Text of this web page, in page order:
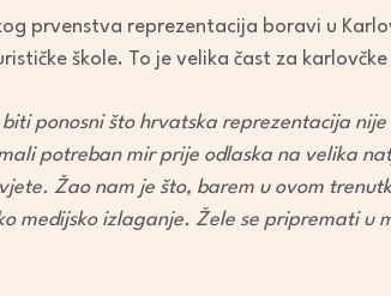
prvenstva reprezentacija boravi u
škole. To je velika čast za
biti ponosni što hrvatska reprezentacija
potreban mir prije odlaska na velika
Žao nam je što, barem u ovom
medijsko izlaganje. Žele se pripremati u